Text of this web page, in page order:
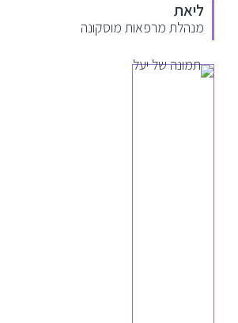
ליאת
מנהלת מרפאות מוסקונה